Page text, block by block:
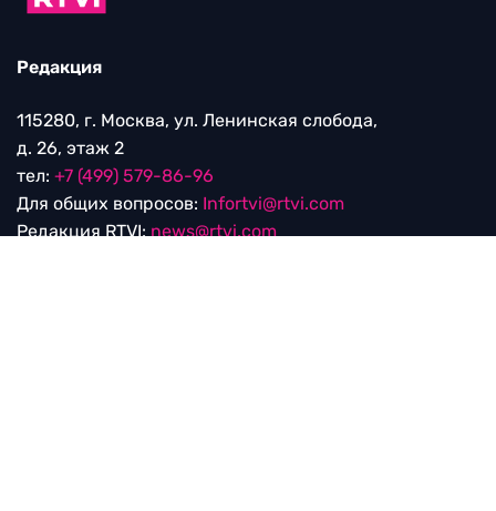
Редакция
115280, г. Москва, ул. Ленинская слобода,
д. 26, этаж 2
тел: +7 (499) 579-86-96
Для общих вопросов: Infortvi@rtvi.com
Редакция RTVI:news@rtvi.com